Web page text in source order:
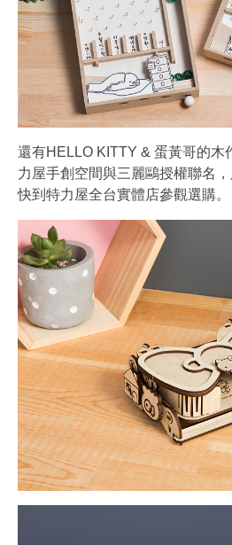
還有HELLO KITTY & 蛋黃哥的木
力屋手創空間與三麗鷗授權聯名
快到特力屋全台實體店參觀選購。